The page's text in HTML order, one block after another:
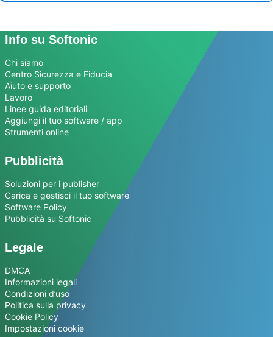
Info su Softonic
Chi siamo
Centro Sicurezza e Fiducia
Aiuto e supporto
Lavoro
Linee guida editoriali
Aggiungi il tuo software / app
Strumenti online
Pubblicità
Soluzioni per i publisher
Carica e gestisci il tuo software
Software Policy
Pubblicità su Softonic
Legale
DMCA
Informazioni legali
Condizioni d’uso
Politica sulla privacy
Cookie Policy
Impostazioni cookie